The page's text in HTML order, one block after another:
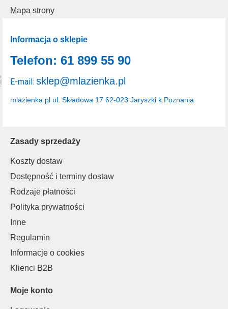
Mapa strony
Zasady sprzedaży
Koszty dostaw
Dostępność i terminy dostaw
Rodzaje płatności
Polityka prywatności
Inne
Regulamin
Informacje o cookies
Klienci B2B
Moje konto
Informacja o sklepie
mlazienka.pl ul. Składowa 17 62-023 Jaryszki k.Poznania
Telefon: 61 899 55 90
E-mail: sklep@mlazienka.pl